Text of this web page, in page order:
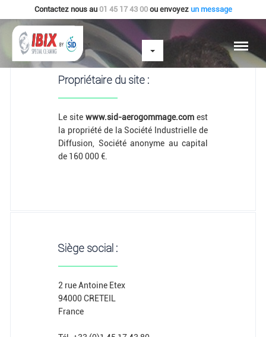
Contactez nous au 01 45 17 43 00ou envoyez un message
Mentions Légales
Propriétaire du site :
Le site www.sid-aerogommage.com est
la propriété de la Société Industrielle de
Diffusion, Société anonyme au capital
de 160 000 €.
Siège social :
2 rue Antoine Etex
94000 CRETEIL
France